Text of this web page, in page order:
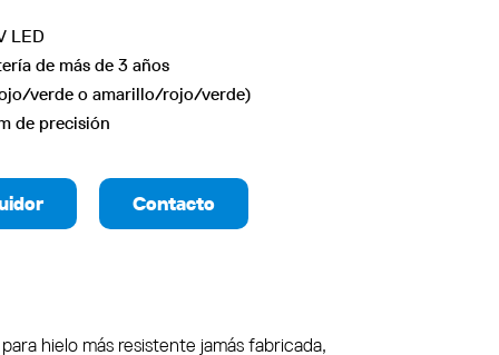
LED
de más de 3 años
verde o amarillo/rojo/verde)
de precisión
Contacto
hielo más resistente jamás fabricada,